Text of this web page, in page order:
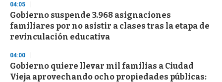
04:05
Gobierno suspende 3.968 asignaciones
familiares por no asistir a clases tras la etapa de
revinculación educativa
04:00
Gobierno quiere llevar mil familias a Ciudad
Vieja aprovechando ocho propiedades públicas: